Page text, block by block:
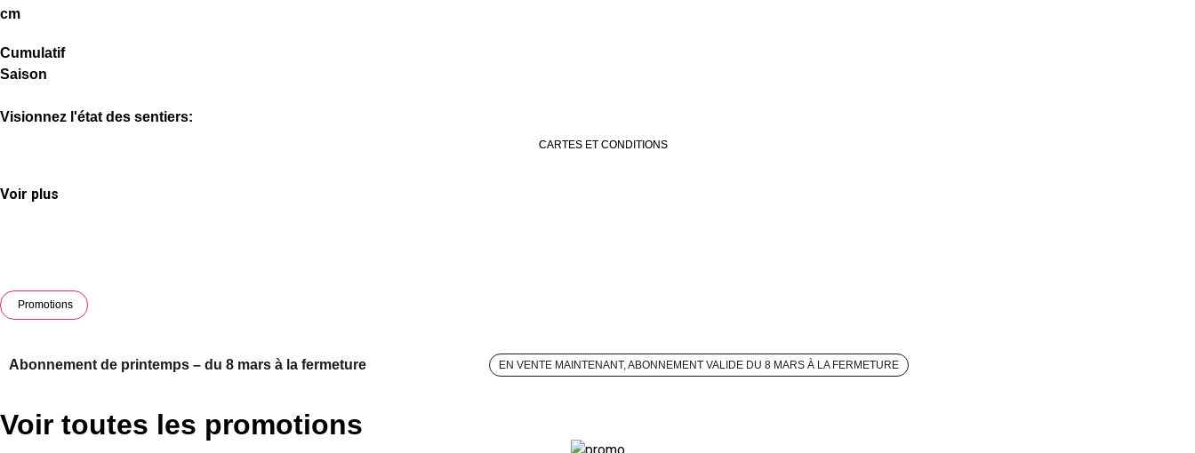
cm
Cumulatif
Saison
Visionnez l'état des sentiers:
CARTES ET CONDITIONS
Voir plus
Promotions
Abonnement de printemps – du 8 mars à la fermeture EN VENTE MAINTENANT, ABONNEMENT VALIDE DU 8 MARS À LA FERMETURE
Voir toutes les promotions